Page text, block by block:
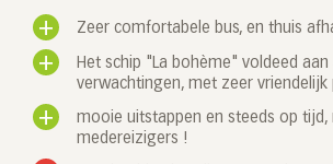
Zeer comfortabele bus, en thuis
Het schip "La bohème" voldeed aan
verwachtingen, met zeer vriendelijk
mooie uitstappen en steeds op tijd,
medereizigers !